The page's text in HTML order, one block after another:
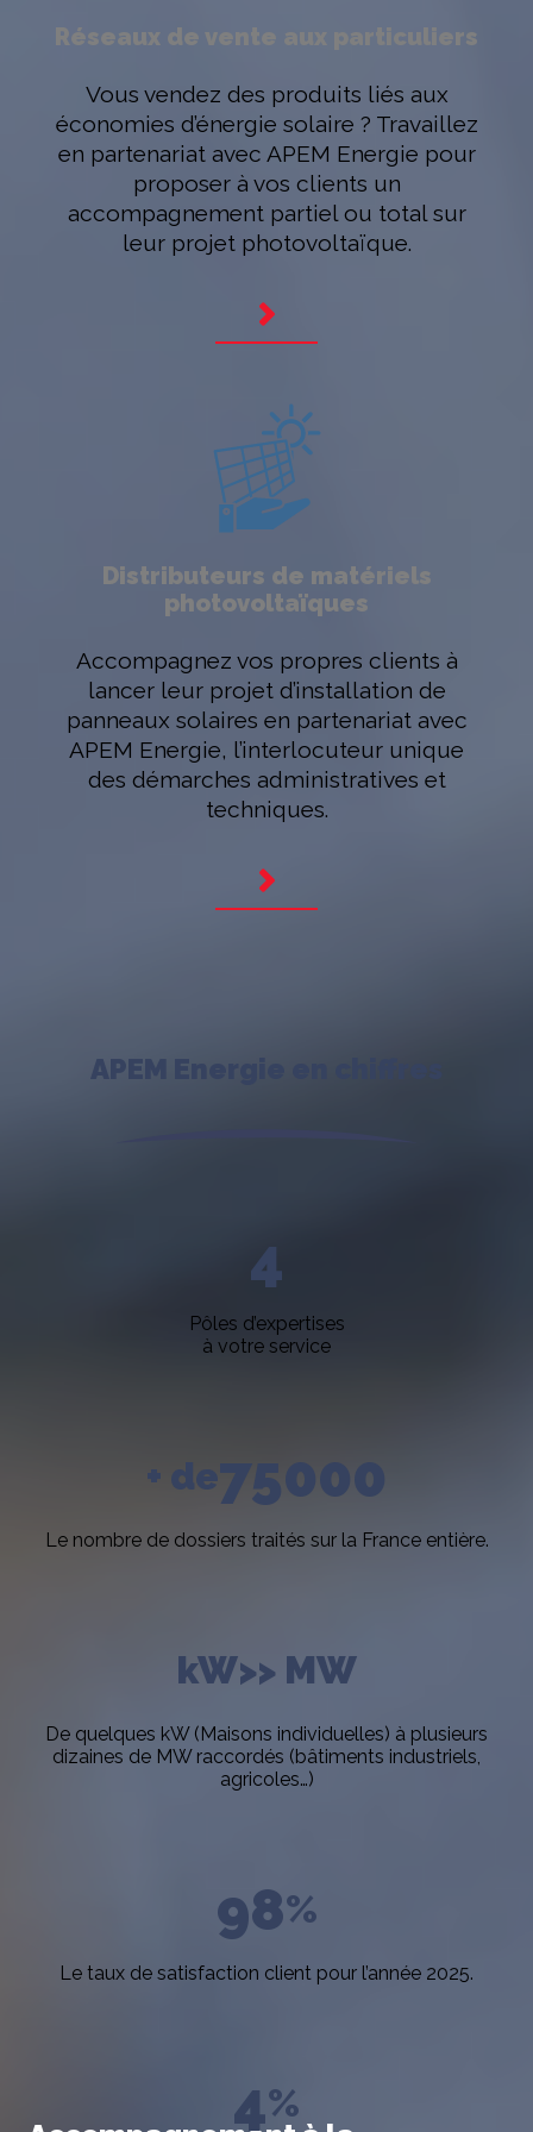
Réseaux de vente aux particuliers
Vous vendez des produits liés aux
économies d’énergie solaire ? Travaillez
en partenariat avec APEM Energie pour
proposer à vos clients un
accompagnement partiel ou total sur
leur projet photovoltaïque.
Distributeurs de matériels
photovoltaïques
Accompagnez vos propres clients à
lancer leur projet d’installation de
panneaux solaires en partenariat avec
APEM Energie, l’interlocuteur unique
des démarches administratives et
techniques.
APEM Energie en chiffres
4
Pôles d’expertises
à votre service
+ de75000
Le nombre de dossiers traités sur la France entière.
kW>> MW
De quelques kW (Maisons individuelles) à plusieurs
dizaines de MW raccordés (bâtiments industriels,
agricoles…)
98%
Le taux de satisfaction client pour l’année 2025.
4%